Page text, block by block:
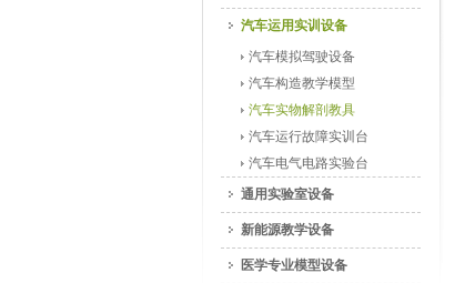
汽车运用实训设备
汽车模拟驾驶设备
汽车构造教学模型
汽车实物解剖教具
汽车运行故障实训台
汽车电气电路实验台
通用实验室设备
新能源教学设备
医学专业模型设备